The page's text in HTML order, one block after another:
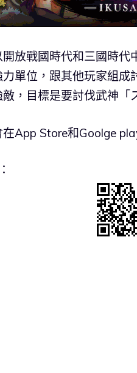
放戰國時代和三國時
單位，跟其他玩家組
敵，目標是要討伐武神「
App Store和Goolge